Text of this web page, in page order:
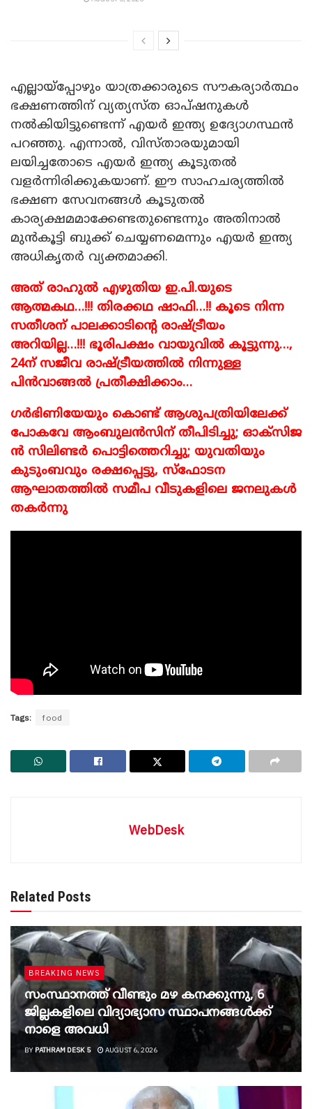
എല്ലായ്‌പ്പോഴും യാത്രക്കാരുടെ സൗകര്യാർത്ഥം
ഭക്ഷണത്തിന് വ്യത്യസ്ത ഓപ്ഷനുകൾ
നൽകിയിട്ടുണ്ടെന്ന് എയർ ഇന്ത്യ ഉദ്യോ​ഗസ്ഥൻ
പറഞ്ഞു. എന്നാൽ, വിസ്താരയുമായി
ലയിച്ചതോടെ എയർ ഇന്ത്യ കൂടുതൽ
വളർന്നിരിക്കുകയാണ്. ഈ സാഹചര്യത്തിൽ
ഭക്ഷണ സേവനങ്ങൾ കൂടുതൽ
കാര്യക്ഷമമാക്കേണ്ടതുണ്ടെന്നും അതിനാൽ
മുൻകൂട്ടി ബുക്ക് ചെയ്യണമെന്നും എയ‍ർ ഇന്ത്യ
അധികൃത‍ർ വ്യക്തമാക്കി.
അത് രാഹുൽ എഴുതിയ ഇ.പി.യുടെ
ആത്മകഥ…!!! തിരക്കഥ ഷാഫി…!! കൂടെ നിന്ന
സതീശന് പാലക്കാടിന്റെ രാഷ്ട്രീയം
അറിയില്ല…!!! ഭൂരിപക്ഷം വായുവിൽ കൂട്ടുന്നു…,
24ന് സജീവ രാഷ്ട്രീയത്തിൽ നിന്നുള്ള
പിൻവാങ്ങൽ പ്രതീക്ഷിക്കാം…
​ഗർഭിണിയേയും കൊണ്ട് ആശുപത്രിയിലേക്ക്
പോകവേ ആംബുലൻസിന് തീപിടിച്ചു; ഓ​ക്സി​ജ​
ൻ സി​ലി​ണ്ട​ർ പൊ​ട്ടി​ത്തെ​റി​ച്ചു; യുവതിയും
കുടുംബവും രക്ഷപ്പെട്ടു, സ്ഫോടന
ആഘാതത്തിൽ സമീപ വീടുകളിലെ ജനലുകൾ
തകർന്നു
Tags: food
WebDesk
Related Posts
BREAKING NEWS
സംസ്ഥാനത്ത് വീണ്ടും മഴ കനക്കുന്നു, 6
ജില്ലകളിലെ വിദ്യാഭ്യാസ സ്ഥാപനങ്ങൾക്ക്
നാളെ അവധി
BY PATHRAM DESK 5 AUGUST 6, 2026